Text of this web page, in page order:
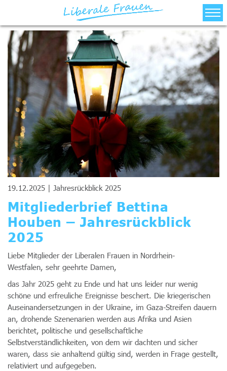
Über Uns
Bezirksverbände
Aktuelles/Termine
Landesvorstand
Kontakt
19.12.2025 | Jahresrückblick 2025
Mitgliederbrief Bettina
Houben – Jahresrückblick
2025
Liebe Mitglieder der Liberalen Frauen in Nordrhein-
Westfalen, sehr geehrte Damen,
das Jahr 2025 geht zu Ende und hat uns leider nur wenig
schöne und erfreuliche Ereignisse beschert. Die kriegerischen
Auseinandersetzungen in der Ukraine, im Gaza-Streifen dauern
an, drohende Szenenarien werden aus Afrika und Asien
berichtet, politische und gesellschaftliche
Selbstverständlichkeiten, von dem wir dachten und sicher
waren, dass sie anhaltend gültig sind, werden in Frage gestellt,
relativiert und aufgegeben.